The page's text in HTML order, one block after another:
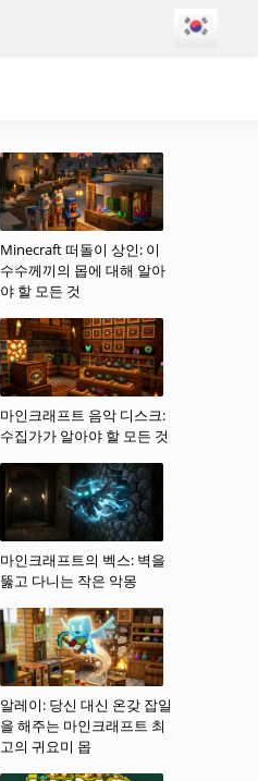
Minecraft 떠돌이 상인: 이
수수께끼의 몹에 대해 알아
야 할 모든 것
마인크래프트 음악 디스크:
수집가가 알아야 할 모든 것
마인크래프트의 벡스: 벽을
뚫고 다니는 작은 악몽
알레이: 당신 대신 온갖 잡일
을 해주는 마인크래프트 최
고의 귀요미 몹